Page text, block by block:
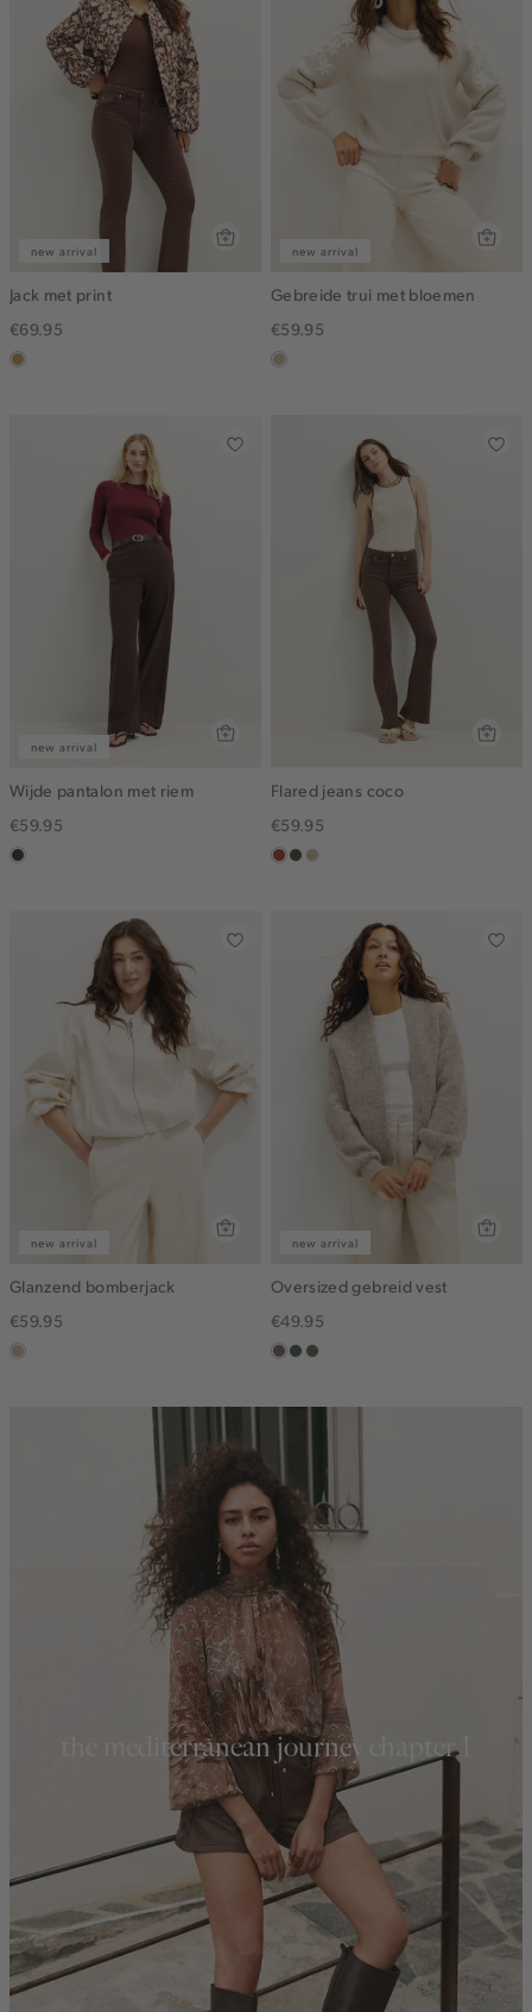
new arrival
Jack met print
€69.95
camel
new arrival
Gebreide trui met bloemen
€59.95
lichtzand
new arrival
Wijde pantalon met riem
€59.95
choco
Flared jeans coco
€59.95
bruin
donkerkhaki
lichtzand
new arrival
Glanzend bomberjack
€59.95
lichtzand
new arrival
Oversized gebreid vest
€49.95
taupe
groen,
bruin
the mediterranean journey chapter 1